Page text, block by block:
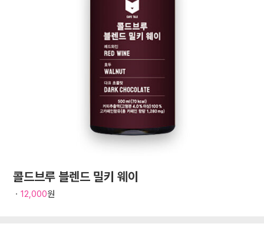
콜드브루 블렌드 밀키 웨이
ㆍ12,000원